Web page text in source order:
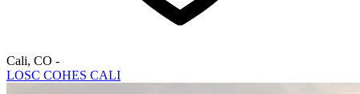
Cali, CO -
LOSC COHES CALI